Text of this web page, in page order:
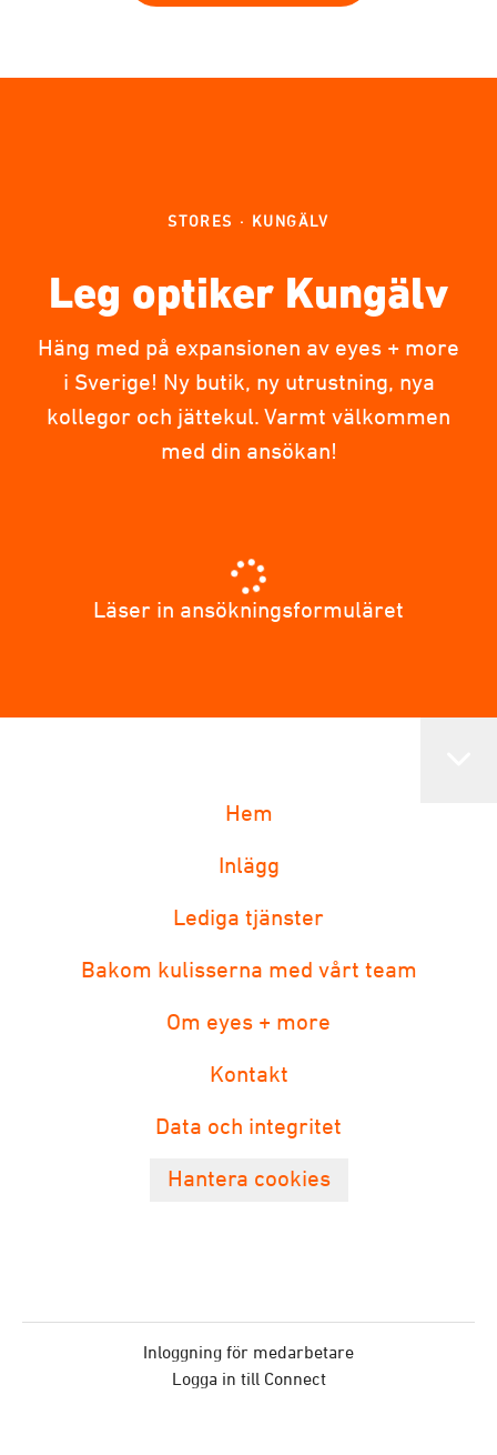
STORES · KUNGÄLV
Leg optiker Kungälv
Häng med på expansionen av eyes + more
i Sverige! Ny butik, ny utrustning, nya
kollegor och jättekul. Varmt välkommen
med din ansökan!
Läser in ansökningsformuläret
Hem
Inlägg
Lediga tjänster
Bakom kulisserna med vårt team
Om eyes + more
Kontakt
Data och integritet
Hantera cookies
Inloggning för medarbetare
Logga in till Connect